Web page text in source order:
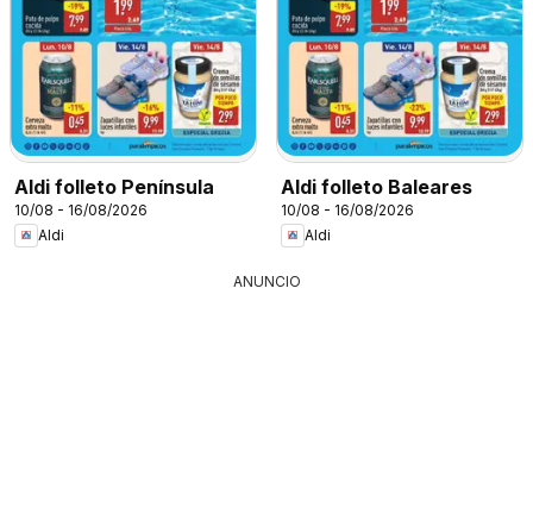
Aldi folleto Península
10/08 - 16/08/2026
Aldi
Aldi folleto Baleares
10/08 - 16/08/2026
Aldi
ANUNCIO